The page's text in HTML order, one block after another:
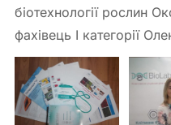
біотехнології рослин
фахівець І категорії